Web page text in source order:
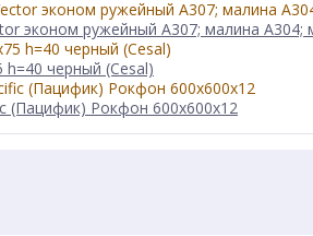
эконом ружейный А307; малина А304;
черный (Cesal)
(Пацифик) Рокфон 600x600x12